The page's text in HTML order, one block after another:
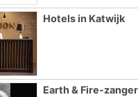
Hotels in Katwijk
Earth & Fire-